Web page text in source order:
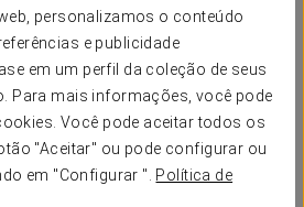
personalizamos o conteúdo
e publicidade
em um perfil da coleção de seus
Para mais informações, você pode
Você pode aceitar todos os
"Aceitar" ou pode configurar ou
em "Configurar ". Política de
Romântica
35 €